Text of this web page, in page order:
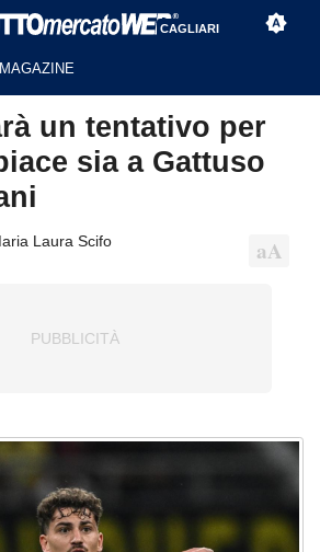
CAGLIARI
MAGAZINE
un tentativo per
sia a Gattuso
Laura Scifo